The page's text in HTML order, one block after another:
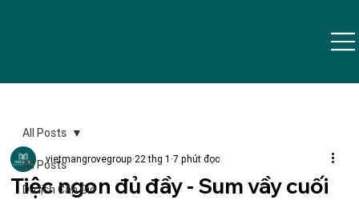
All Posts
Du lịch Cần Giờ
All Posts
Tiệc ngon đủ đầy - Sum vầy cuối
vietmangrovegroup 22 thg 1 7 phút đọc